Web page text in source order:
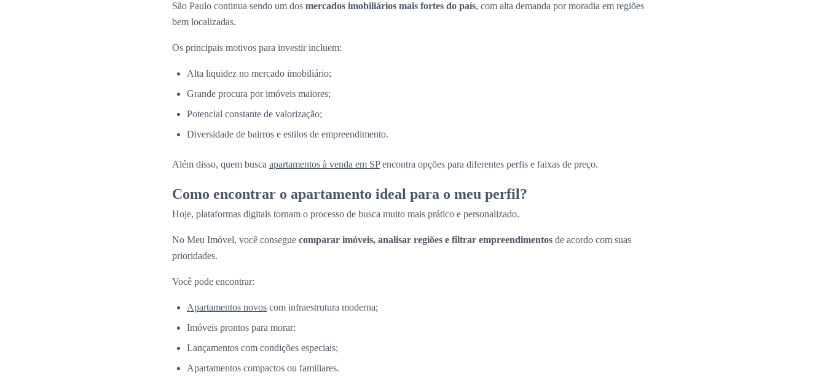
São Paulo continua sendo um dos mercados imobiliários mais fortes do país, com alta demanda por moradia em regiões
bem localizadas.
Os principais motivos para investir incluem:
Alta liquidez no mercado imobiliário;
Grande procura por imóveis maiores;
Potencial constante de valorização;
Diversidade de bairros e estilos de empreendimento.
Além disso, quem busca apartamentos à venda em SPencontra opções para diferentes perfis e faixas de preço.
Como encontrar o apartamento ideal para o meu perfil?
Hoje, plataformas digitais tornam o processo de busca muito mais prático e personalizado.
No Meu Imóvel, você consegue comparar imóveis, analisar regiões e filtrar empreendimentos de acordo com suas
prioridades.
Você pode encontrar:
Apartamentos novos com infraestrutura moderna;
Imóveis prontos para morar;
Lançamentos com condições especiais;
Apartamentos compactos ou familiares.